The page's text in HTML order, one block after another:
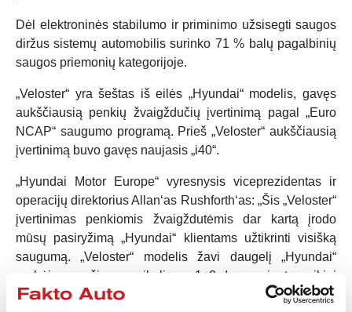
Dėl elektroninės stabilumo ir priminimo užsisegti saugos
diržus sistemų automobilis surinko 71 % balų pagalbinių
saugos priemonių kategorijoje.
„Veloster“ yra šeštas iš eilės „Hyundai“ modelis, gavęs
aukščiausią penkių žvaigždučių įvertinimą pagal „Euro
NCAP“ saugumo programą. Prieš „Veloster“ aukščiausią
įvertinimą buvo gavęs naujasis „i40“.
„Hyundai Motor Europe“ vyresnysis viceprezidentas ir
operacijų direktorius Allan‘as Rushforth‘as: „Šis „Veloster“
įvertinimas penkiomis žvaigždutėmis dar kartą įrodo
mūsų pasiryžimą „Hyundai“ klientams užtikrinti visišką
saugumą. „Veloster“ modelis žavi daugelį „Hyundai“
gerbėjų, nes šiame unikaliame 1+2 durų variante puikiai
dera praktiškumas ir aptakus dizainas. Pripažinimas